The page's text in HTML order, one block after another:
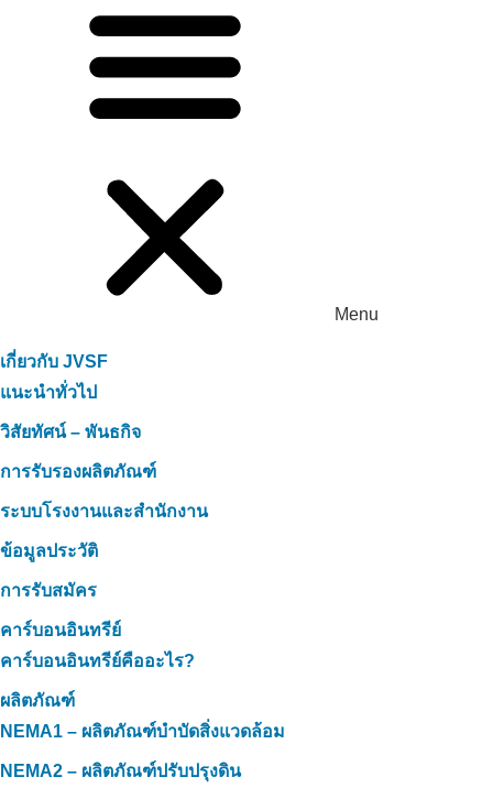
Menu
เกี่ยวกับ JVSF
แนะนำทั่วไป
วิสัยทัศน์ – พันธกิจ
การรับรองผลิตภัณฑ์
ระบบโรงงานและสำนักงาน
ข้อมูลประวัติ
การรับสมัคร
คาร์บอนอินทรีย์
คาร์บอนอินทรีย์คืออะไร?
ผลิตภัณฑ์
NEMA1 – ผลิตภัณฑ์บำบัดสิ่งแวดล้อม
NEMA2 – ผลิตภัณฑ์ปรับปรุงดิน